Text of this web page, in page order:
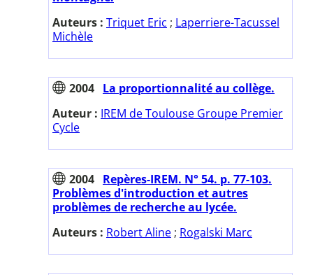
Auteurs : Triquet Eric ; Laperriere-Tacussel
Michèle
2004 La proportionnalité au collège.
Auteur : IREM de Toulouse Groupe Premier
Cycle
2004 Repères-IREM. N° 54. p. 77-103.
Problèmes d'introduction et autres
problèmes de recherche au lycée.
Auteurs : Robert Aline ; Rogalski Marc